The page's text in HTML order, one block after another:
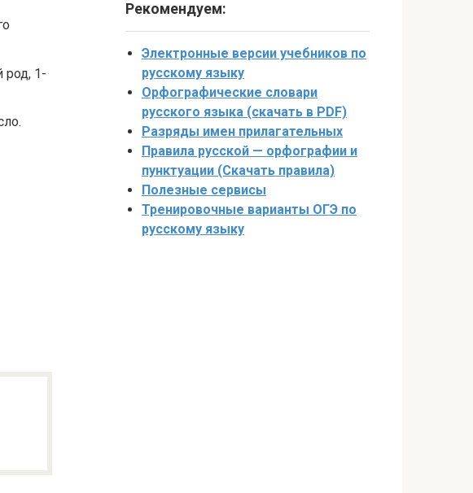
род, 1-
Рекомендуем:
Электронные версии учебников по
русскому языку
Орфографические словари
русского языка (скачать в PDF)
Разряды имен прилагательных
Правила русской — орфографии и
пунктуации (Скачать правила)
Полезные сервисы
Тренировочные варианты ОГЭ по
русскому языку